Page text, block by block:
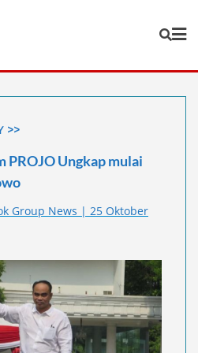
>>
PROJO Ungkap mulai
Group News | 25 Oktober